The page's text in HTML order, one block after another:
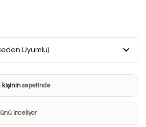
7 kezsatın alındı
kişininsepetinde
ekledi
inceliyor